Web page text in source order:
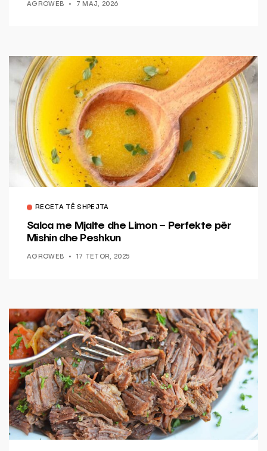
AGROWEB 7 MAJ, 2026
RECETA TË SHPEJTA
Salca me Mjalte dhe Limon – Perfekte për
Mishin dhe Peshkun
AGROWEB 17 TETOR, 2025